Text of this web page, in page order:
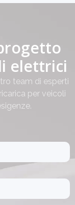
elettrici
team di esperti
per veicoli